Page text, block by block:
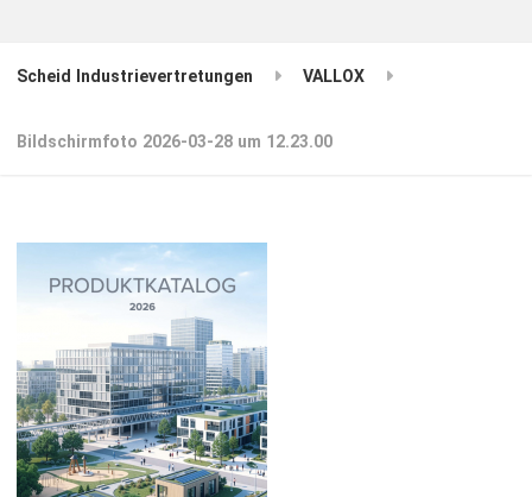
Scheid Industrievertretungen VALLOX
Bildschirmfoto 2026-03-28 um 12.23.00